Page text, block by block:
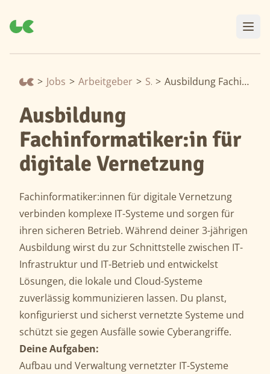
> Jobs > Arbeitgeber > Sma> Ausbildung Fachinformatiker:in für digitale Vernetzung
Ausbildung
Fachinformatiker:in für
digitale Vernetzung
Fachinformatiker:innen für digitale Vernetzung
verbinden komplexe IT-Systeme und sorgen für
ihren sicheren Betrieb. Während deiner 3-jährigen
Ausbildung wirst du zur Schnittstelle zwischen IT-
Infrastruktur und IT-Betrieb und entwickelst
Lösungen, die lokale und Cloud-Systeme
zuverlässig kommunizieren lassen. Du planst,
konfigurierst und sicherst vernetzte Systeme und
schützt sie gegen Ausfälle sowie Cyberangriffe.
Deine Aufgaben:
Aufbau und Verwaltung vernetzter IT-Systeme